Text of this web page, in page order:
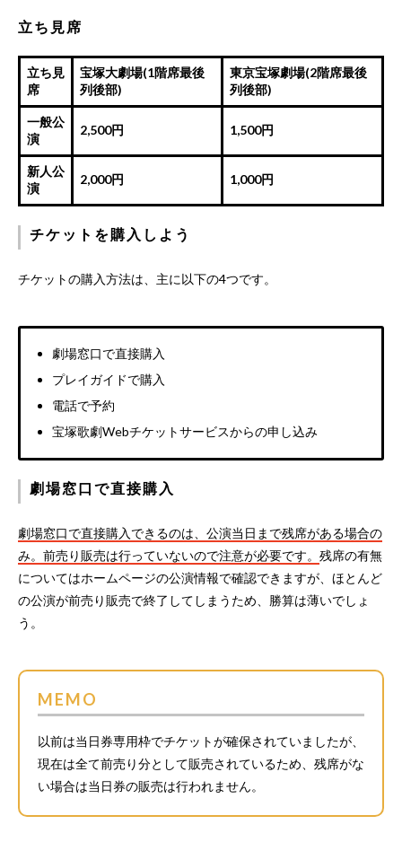
立ち見席
立ち見
席
宝塚大劇場(1階席最後
列後部)
東京宝塚劇場(2階席最後
列後部)
一般公
演
2,500円 1,500円
新人公
演
2,000円 1,000円
チケットを購入しよう
チケットの購入方法は、主に以下の4つです。
劇場窓口で直接購入
プレイガイドで購入
電話で予約
宝塚歌劇Webチケットサービスからの申し込み
劇場窓口で直接購入
劇場窓口で直接購入できるのは、公演当日まで残席がある場合の
み。前売り販売は行っていないので注意が必要です。 残席の有無
についてはホームページの公演情報で確認できますが、ほとんど
の公演が前売り販売で終了してしまうため、勝算は薄いでしょ
う。
MEMO
以前は当日券専用枠でチケットが確保されていましたが、
現在は全て前売り分として販売されているため、残席がな
い場合は当日券の販売は行われません。